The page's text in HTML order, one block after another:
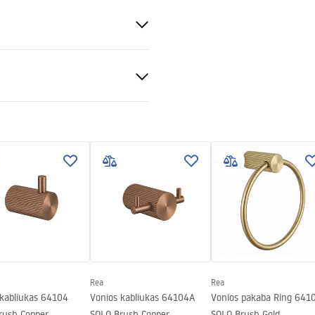
64104
Rea
Vonios kabliukas 64104A
Rea
Vonios pakaba Ring